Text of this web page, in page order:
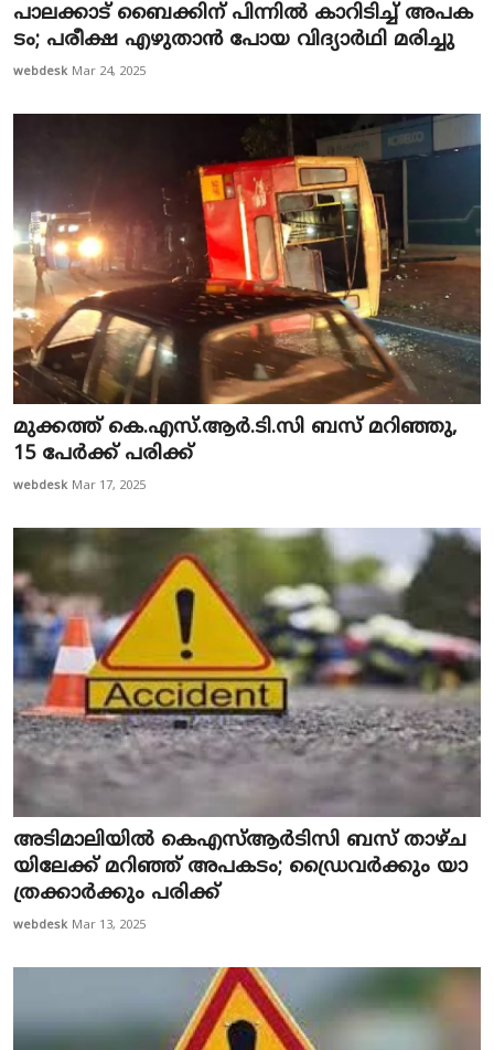
പാ​ല​ക്കാ​ട് ബൈ​ക്കി​ന് പി​ന്നി​ല്‍ കാ​റി​ടി​ച്ച് അ​പ​ക​
ടം; പ​രീ​ക്ഷ എ​ഴു​താ​ന്‍ പോ​യ വി​ദ്യാ​ര്‍​ഥി മ​രി​ച്ചു
webdesk Mar 24, 2025
മുക്കത്ത് കെ.എസ്‌.ആർ.ടി.സി ബസ്‌ മറിഞ്ഞു,
15 പേർക്ക്‌ പരിക്ക്‌
webdesk Mar 17, 2025
അ​ടി​മാ​ലി​യി​ൽ കെ​എ​സ്ആ​ർ​ടി​സി ബ​സ് താ​ഴ്ച​
യി​ലേ​ക്ക് മ​റി​ഞ്ഞ് അ​പ​ക​ടം; ഡ്രൈ​വ​ർ​ക്കും യാ​
ത്ര​ക്കാ​ർ​ക്കും പ​രി​ക്ക്
webdesk Mar 13, 2025